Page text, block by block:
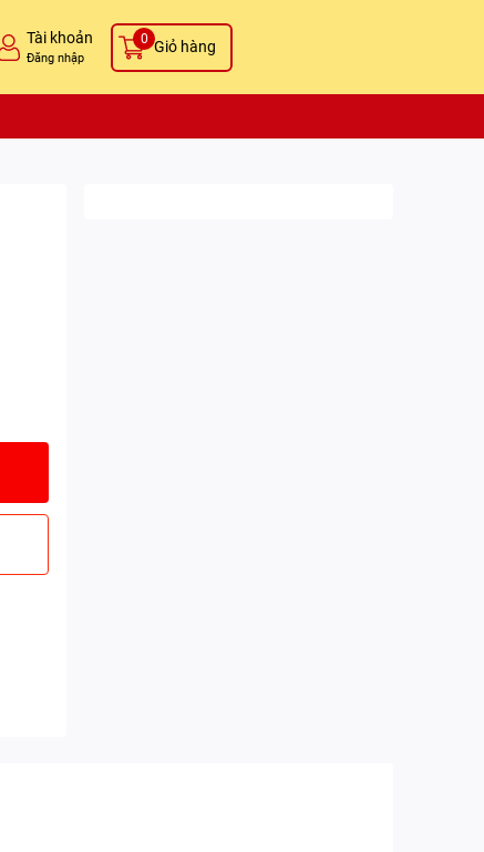
Tài khoản
Đăng nhập
Giỏ hàng
0